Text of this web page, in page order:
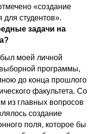
«создание
студентов».
задачи на
моей личной
программы,
до конца прошлого
факультета. Со
из главных вопросов
создание
поля, которое бы